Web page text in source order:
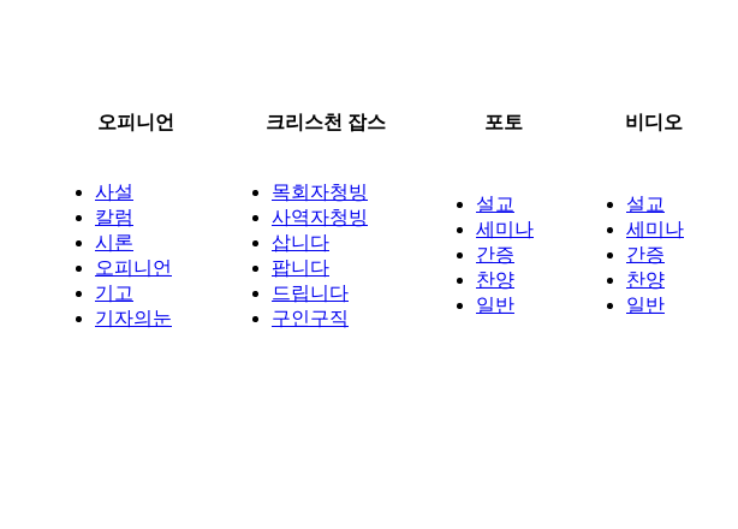
오피니언 크리스천 잡스 포토 비디오
사설
칼럼
시론
오피니언
기고
기자의눈
목회자청빙
사역자청빙
삽니다
팝니다
드립니다
구인구직
설교
세미나
간증
찬양
일반
설교
세미나
간증
찬양
일반